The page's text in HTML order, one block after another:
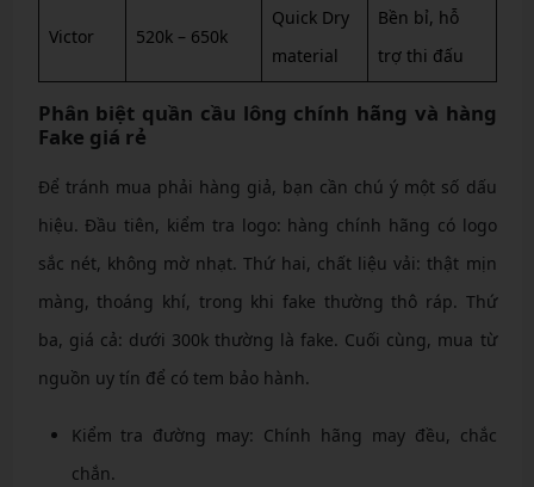
Victor 520k – 650k
Quick Dry
material
Bền bỉ, hỗ
trợ thi đấu
Phân biệt quần cầu lông chính hãng và hàng
Fake giá rẻ
Để tránh mua phải hàng giả, bạn cần chú ý một số dấu
hiệu. Đầu tiên, kiểm tra logo: hàng chính hãng có logo
sắc nét, không mờ nhạt. Thứ hai, chất liệu vải: thật mịn
màng, thoáng khí, trong khi fake thường thô ráp. Thứ
ba, giá cả: dưới 300k thường là fake. Cuối cùng, mua từ
nguồn uy tín để có tem bảo hành.
Kiểm tra đường may: Chính hãng may đều, chắc
chắn.